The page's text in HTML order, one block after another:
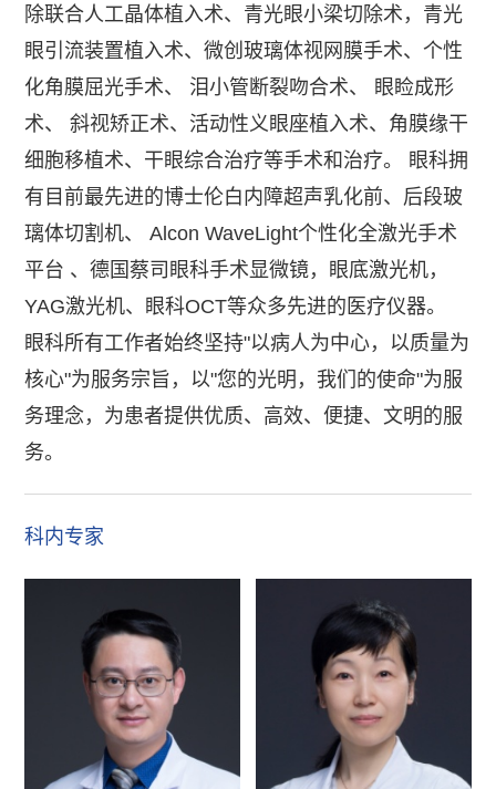
除联合人工晶体植入术、青光眼小梁切除术，青光
眼引流装置植入术、微创玻璃体视网膜手术、个性
化角膜屈光手术、 泪小管断裂吻合术、 眼睑成形
术、 斜视矫正术、活动性义眼座植入术、角膜缘干
细胞移植术、干眼综合治疗等手术和治疗。 眼科拥
有目前最先进的博士伦白内障超声乳化前、后段玻
璃体切割机、 Alcon WaveLight个性化全激光手术
平台 、德国蔡司眼科手术显微镜，眼底激光机，
YAG激光机、眼科OCT等众多先进的医疗仪器。
眼科所有工作者始终坚持"以病人为中心，以质量为
核心"为服务宗旨，以"您的光明，我们的使命"为服
务理念，为患者提供优质、高效、便捷、文明的服
务。
科内专家